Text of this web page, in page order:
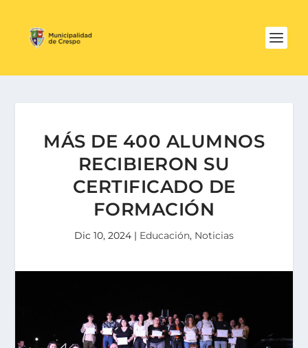
MÁS DE 400 ALUMNOS
RECIBIERON SU
CERTIFICADO DE
FORMACIÓN
Dic 10, 2024 | Educación, Noticias